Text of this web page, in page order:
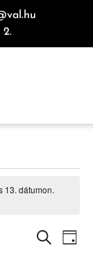
2.
13. dátumon.
Keresett
Nap